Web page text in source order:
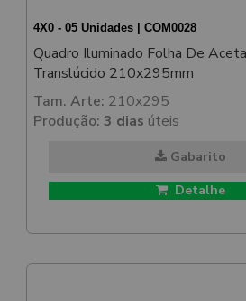
4X0 - 05 Unidades | COM0028
Quadro Iluminado Folha De
Translúcido 210x295mm
Tam. Arte: 210x295
Produção: 3 dias úteis
Gabarito
Detalhe